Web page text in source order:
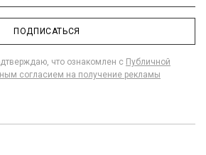
ПОДПИСАТЬСЯ
что ознакомлен с Публичной
согласием на получение рекламы